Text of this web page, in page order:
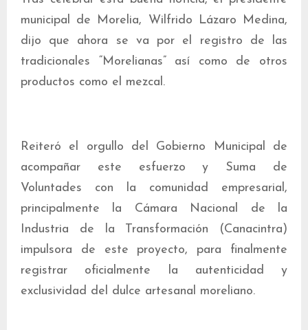
municipal de Morelia, Wilfrido Lázaro Medina,
dijo que ahora se va por el registro de las
tradicionales “Morelianas” así como de otros
productos como el mezcal.
Reiteró el orgullo del Gobierno Municipal de
acompañar este esfuerzo y Suma de
Voluntades con la comunidad empresarial,
principalmente la Cámara Nacional de la
Industria de la Transformación (Canacintra)
impulsora de este proyecto, para finalmente
registrar oficialmente la autenticidad y
exclusividad del dulce artesanal moreliano.